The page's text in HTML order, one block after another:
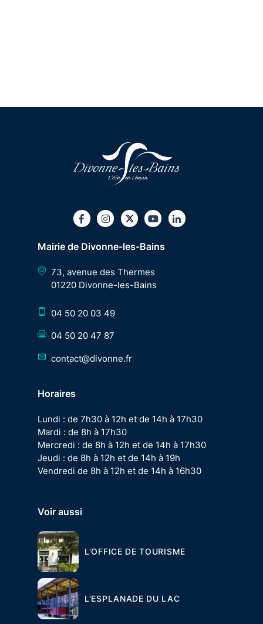
FacebookInstagram
TwitterYoutubeLinkedIn
Mairie de Divonne-les-Bains
73, avenue des Thermes
01220 Divonne-les-Bains
04 50 20 03 49
04 50 20 47 87
contact@divonne.fr
Horaires
Lundi : de 7h30 à 12h et de 14h à 17h30
Mardi : de 8h à 17h30
Mercredi : de 8h à 12h et de 14h à 17h30
Jeudi : de 8h à 12h et de 14h à 19h
Vendredi de 8h à 12h et de 14h à 16h30
Voir aussi
L'OFFICE DE TOURISME
L'ESPLANADE DU LAC